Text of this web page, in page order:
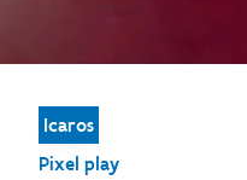
Icaros
Pixel play